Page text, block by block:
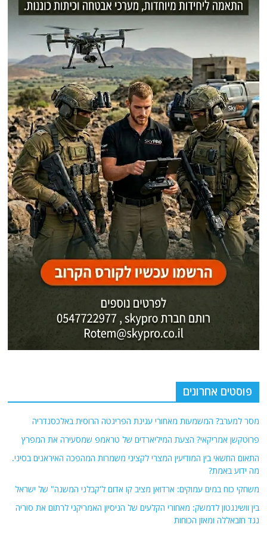
פוסטים אחרונים
מסר למערב? המשמעות מאחורי עגינת הפריגטה הרוסית באלכסנדריה
פרוטקשן אמריקאי? הצעת המיליארדים של טראמפ שמסעירה את המפרץ
התאום החשאי בין המודיעין המצרי לקציני משמרות המהפכה האיראנים בסיני.
מה ידוע באמת?
משחקי כוח במים עמוקים: ארדואן מציב קו אדום ל'קבלני המשנה" של ישראל
בין וושינגטון לדמשק: מאחורי הקלעים של הניסיון האמריקני לרתום את סוריה
נגד חזבאללה ומאזן הכוחות